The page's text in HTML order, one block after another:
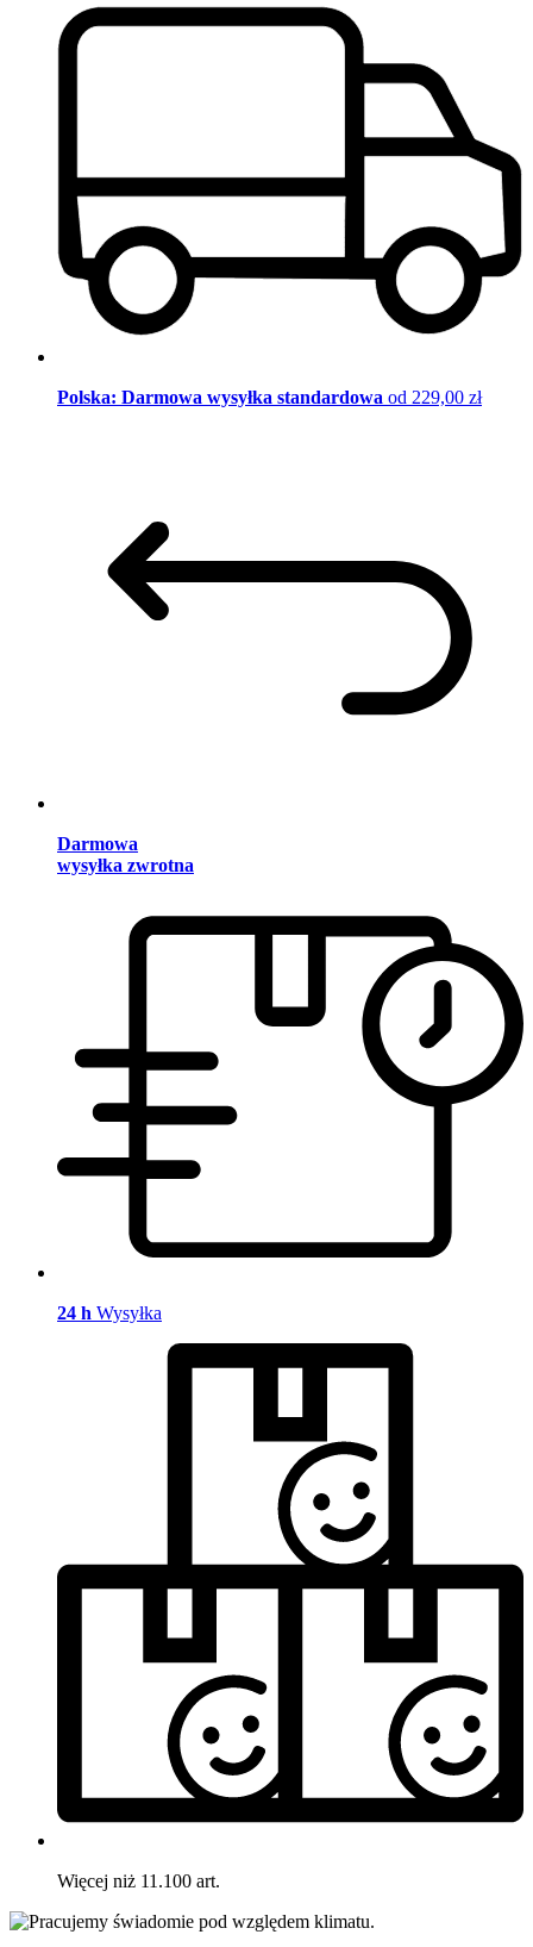
Polska: Darmowa wysyłka standardowa od 229,00 zł
Darmowa
wysyłka zwrotna
24 h Wysyłka
Więcej niż 11.100 art.